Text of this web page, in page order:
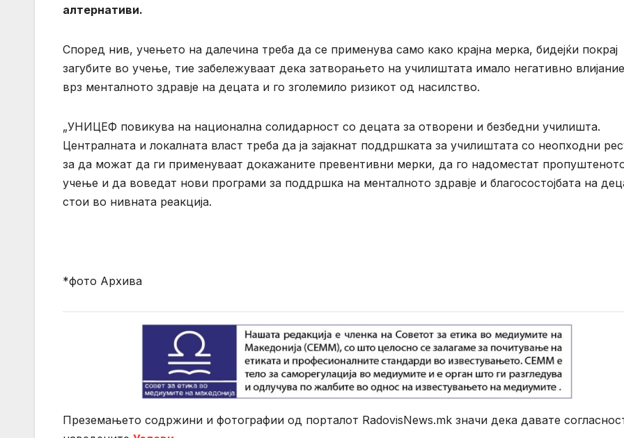
алтернативи.
Според нив, учењето на далечина треба да се применува само како крајна мерка, бидејќи покрај
загубите во учење, тие забележуваат дека затворањето на училиштата имало негативно
врз менталното здравје на децата и го зголемило ризикот од насилство.
„УНИЦЕФ повикува на национална солидарност со децата за отворени и безбедни училишта.
Централната и локалната власт треба да ја зајакнат поддршката за училиштата со неопходни
за да можат да ги применуваат докажаните превентивни мерки, да го надоместат
учење и да воведат нови програми за поддршка на менталното здравје и благосостојбата на
стои во нивната реакција.
*фото Архива
Преземањето содржини и фотографии од порталот RadovisNews.mk значи дека давате